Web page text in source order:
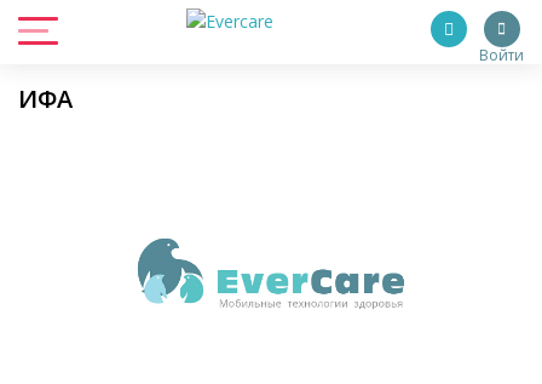
Войти
ИФА